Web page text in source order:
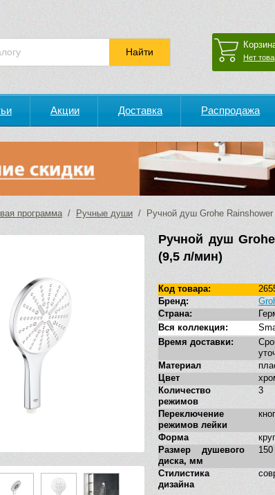
Нет
Акции Доставка Распродажа
программа/ Ручные души / Ручной душ Grohe
Ручной душ
(9,5 л/мин)
Код товара:
Бренд:
Страна:
Вся коллекция:
Время доставки:
Материал
Цвет
Количество
режимов
3
Переключение
режимов лейки
Форма
Размер душевого
диска, мм
150
Стилистика
дизайна